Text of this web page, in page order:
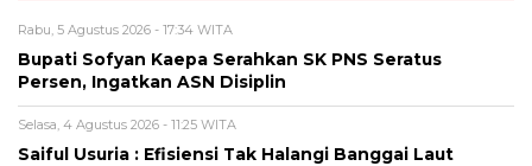
Rabu, 5 Agustus 2026 - 17:34 WITA
Bupati Sofyan Kaepa Serahkan SK PNS Seratus
Persen, Ingatkan ASN Disiplin
Selasa, 4 Agustus 2026 - 11:25 WITA
Saiful Usuria : Efisiensi Tak Halangi Banggai Laut